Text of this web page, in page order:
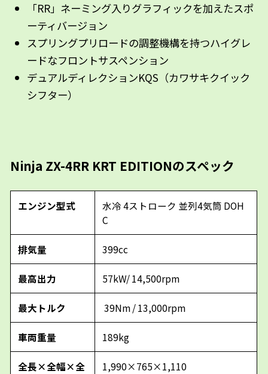
「RR」ネーミング入りグラフィックを加えたスポ
ーティバージョン
スプリングプリロードの調整機構を持つハイグレ
ードなフロントサスペンション
デュアルディレクションKQS（カワサキクイック
シフター）
Ninja ZX-4RR KRT EDITIONのスペック
エンジン型式
水冷 4ストローク 並列4気筒 DOH
C
排気量 399cc
最高出力 57kW/ 14,500rpm
最大トルク 39Nm / 13,000rpm
車両重量 189kg
全長×全幅×全 1,990×765×1,110